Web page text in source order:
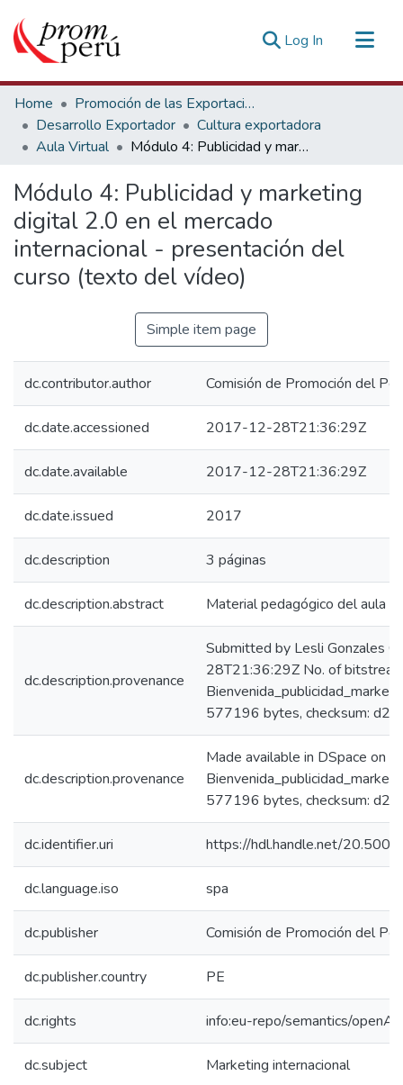
Log In (current)
Communities & Collections
All of DSpace
Statistics
Estadísticas Externas
Home
Promoción de las Exportaciones
Desarrollo Exportador
Cultura exportadora
Aula Virtual
Módulo 4: Publicidad y marketing digital 2.0 en el mercado internacional - presentación del curso (texto del vídeo)
Módulo 4: Publicidad y marketing
digital 2.0 en el mercado
internacional - presentación del
curso (texto del vídeo)
Simple item page
dc.contributor.author Comisión de Promoción del
dc.date.accessioned 2017-12-28T21:36:29Z
dc.date.available 2017-12-28T21:36:29Z
dc.date.issued 2017
dc.description 3 páginas
dc.description.abstract Material pedagógico del aula
dc.description.provenance
Submitted by Lesli Gonzales
28T21:36:29Z No. of
577196 bytes, checksum:
dc.description.provenance
Made available in DSpace on
577196 bytes, checksum:
dc.identifier.uri https://hdl.handle.net/
dc.language.iso spa
dc.publisher Comisión de Promoción del
dc.publisher.country PE
dc.rights info:eu-repo/semantics/
dc.subject Marketing internacional